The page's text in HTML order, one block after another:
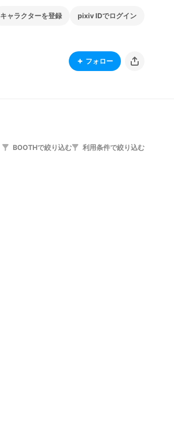
キャラクターを登録 pixiv IDでログイン
フォロー
BOOTHで絞り込む 利用条件で絞り込む